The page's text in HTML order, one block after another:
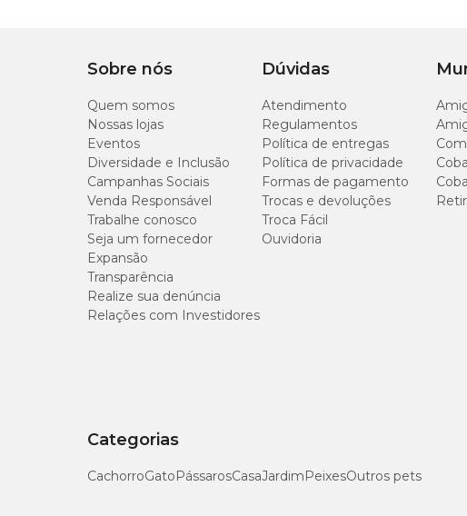
Informações Gerais
Profundidade: 1 cm;
Sementeira: 3 cm entre sementes;
Transplantio: 45 a 50 dias após a germinação;
Altura: 45 – 55 cm;
Germinação: de 7 a 14 dias;
Colheita: 180 – 210 dias após a semeadura;
Sementes por gramas: 250 a 300;
Clima ameno.
Sobre nós
Quem somos
Nossas lojas
Eventos
Diversidade e Inclusão
Campanhas Sociais
Venda Responsável
Trabalhe conosco
Seja um fornecedor
Expansão
Transparência
Realize sua denúncia
Relações com Investidores
Dúvidas
Atendimento
Regulamentos
Política de entregas
Política de privacidade
Formas de pagamento
Trocas e devoluções
Troca Fácil
Ouvidoria
Categorias
CachorroGatoPássarosCasaJardimPeixesOutros pets